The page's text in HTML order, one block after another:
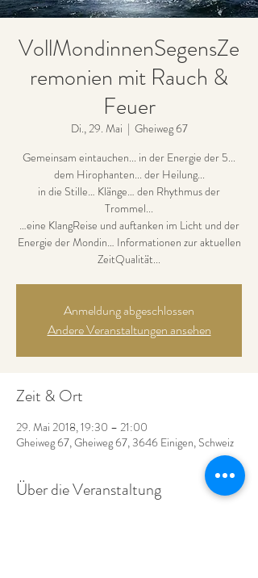
VollMondinnenSegensZe
remonien mit Rauch &
Feuer
Di., 29. Mai
  |
Gheiweg 67
Gemeinsam eintauchen... in der Energie der 5...
dem Hirophanten... der Heilung...
in die Stille… Klänge… den Rhythmus der
Trommel...
…eine KlangReise und auftanken im Licht und der
Energie der Mondin… Informationen zur aktuellen
ZeitQualität...
Anmeldung abgeschlossen
Andere Veranstaltungen ansehen
Zeit & Ort
29. Mai 2018, 19:30 – 21:00
Gheiweg 67, Gheiweg 67, 3646 Einigen, Schweiz
Über die Veranstaltung